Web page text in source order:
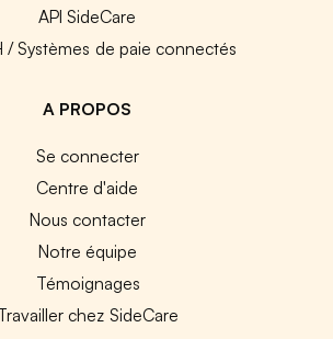
API SideCare
/ Systèmes de paie connectés
A PROPOS
Se connecter
Centre d'aide
Nous contacter
Notre équipe
Témoignages
chez SideCare